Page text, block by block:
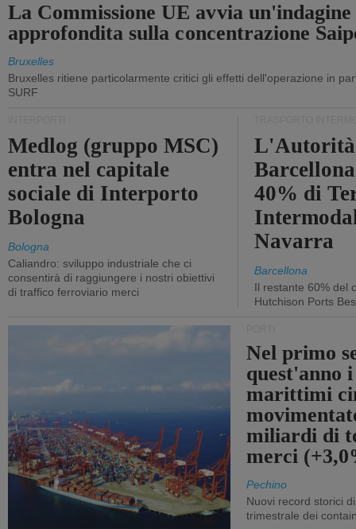
La Commissione UE avvia un'indagine
approfondita sulla concentrazione
Bruxelles
Bruxelles ritiene particolarmente critici gli effetti dell'operazione in
SURF
Medlog (gruppo MSC)
entra nel capitale
sociale di Interporto
Bologna
Bologna
Caliandro: sviluppo industriale che ci
consentirà di raggiungere i nostri obiettivi
di traffico ferroviario merci
40% di
Navarra
Barcellona
Il restante 60% del
Hutchison Ports
Nel primo
quest'anno
marittimi
miliardi di
merci
Pechino
Nuovi record storici
trimestrale dei